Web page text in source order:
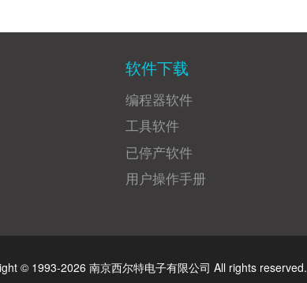
软件下载
编程器软件
工具软件
已停产软件
用户操作手册
© 1993-2026 南京西尔特电子有限公司 All rights reserved.